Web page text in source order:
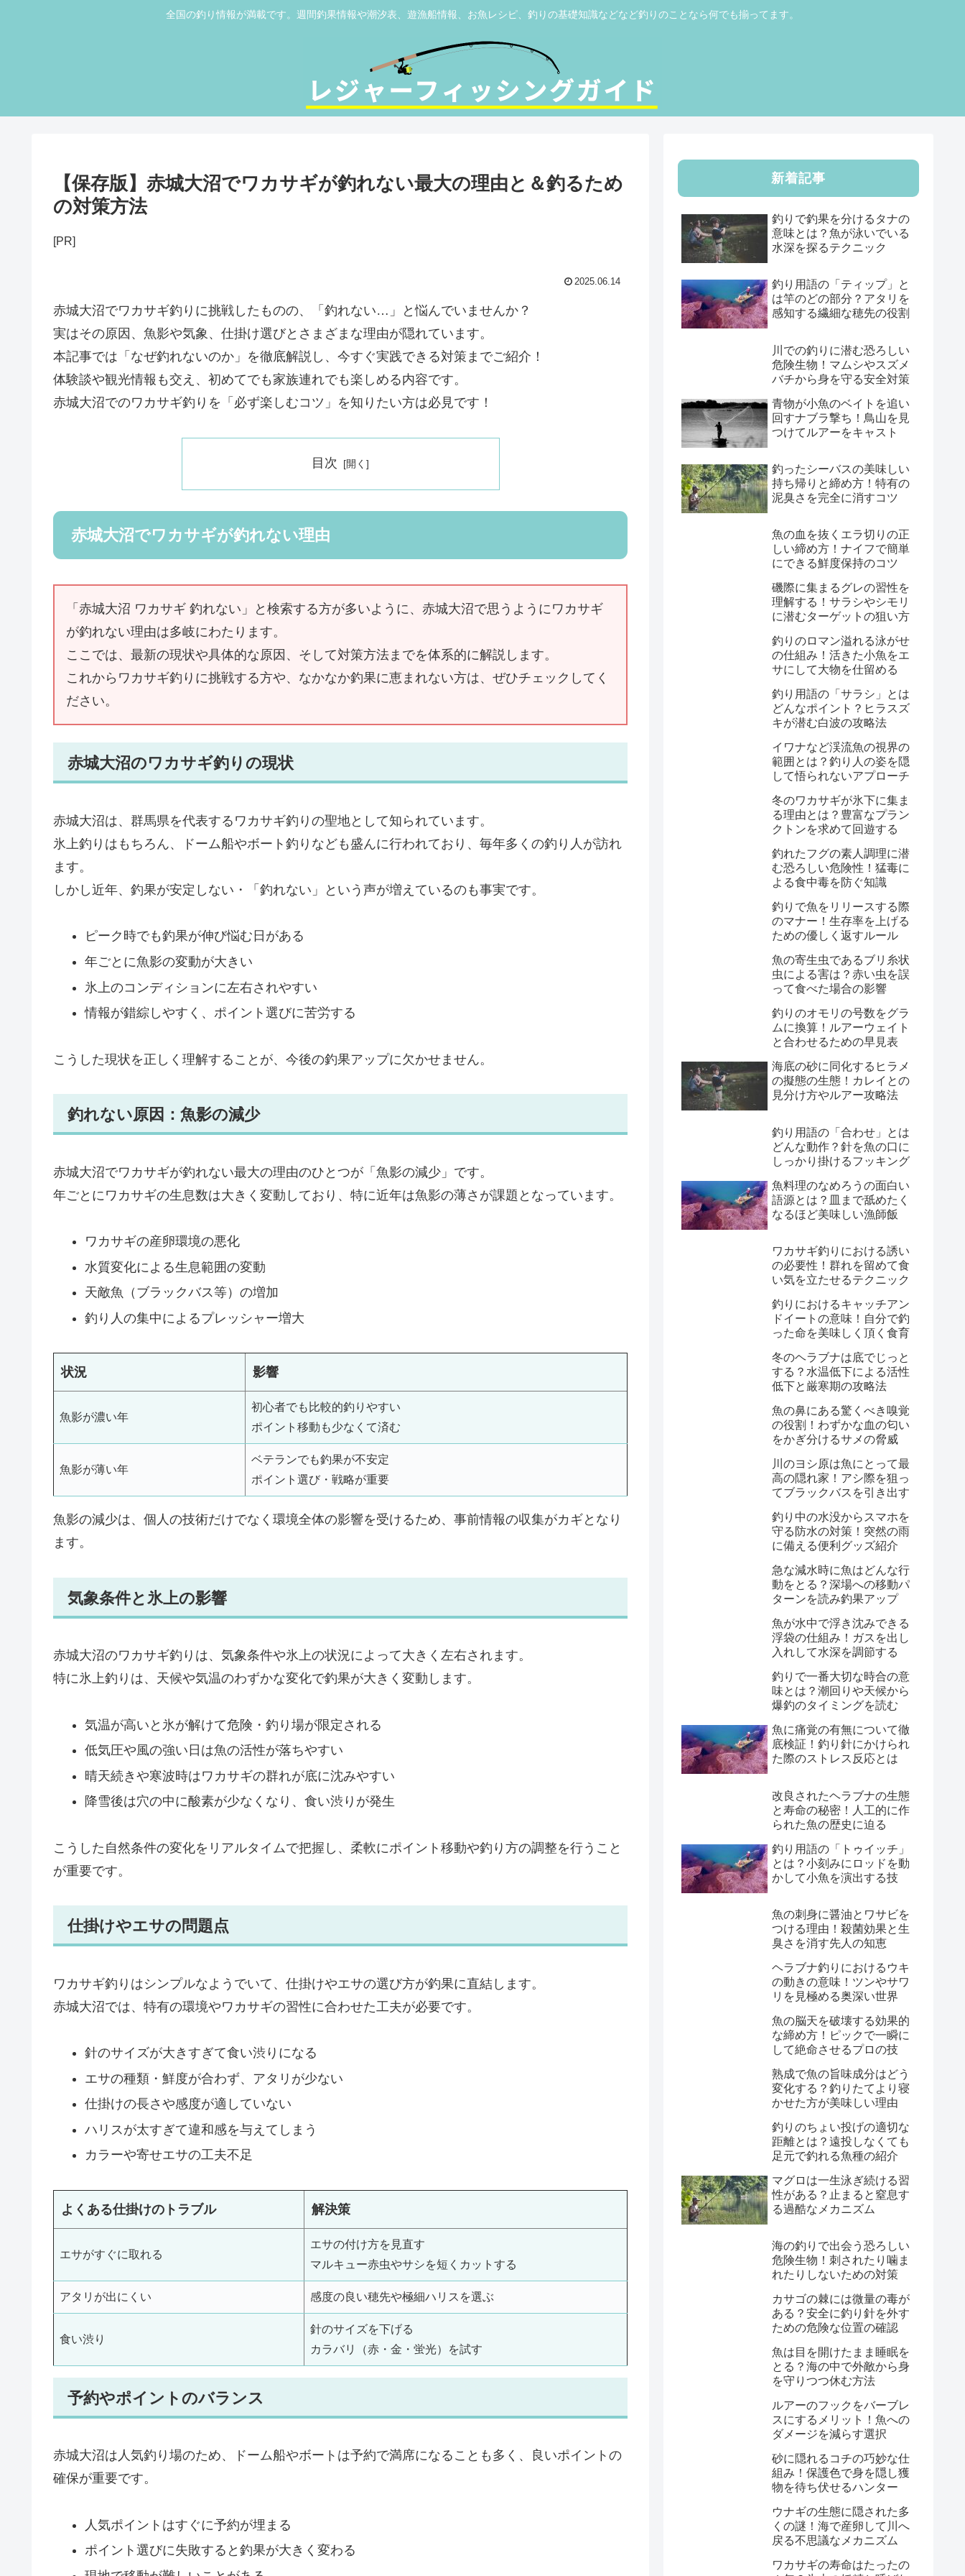
全国の釣り情報が満載です。週間釣果情報や潮汐表、遊漁船情報、お魚レシピ、釣りの基礎知識などなど釣りのことなら何でも揃ってます。
【保存版】赤城大沼でワカサギが釣れない最大の理由と＆釣るため
の対策方法
[PR]
2025.06.14
赤城大沼でワカサギ釣りに挑戦したものの、「釣れない…」と悩んでいませんか？
実はその原因、魚影や気象、仕掛け選びとさまざまな理由が隠れています。
本記事では「なぜ釣れないのか」を徹底解説し、今すぐ実践できる対策までご紹介！
体験談や観光情報も交え、初めてでも家族連れでも楽しめる内容です。
赤城大沼でのワカサギ釣りを「必ず楽しむコツ」を知りたい方は必見です！
目次
赤城大沼でワカサギが釣れない理由
「赤城大沼 ワカサギ 釣れない」と検索する方が多いように、赤城大沼で思うようにワカサギ
が釣れない理由は多岐にわたります。
ここでは、最新の現状や具体的な原因、そして対策方法までを体系的に解説します。
これからワカサギ釣りに挑戦する方や、なかなか釣果に恵まれない方は、ぜひチェックしてく
ださい。
赤城大沼のワカサギ釣りの現状
赤城大沼は、群馬県を代表するワカサギ釣りの聖地として知られています。
氷上釣りはもちろん、ドーム船やボート釣りなども盛んに行われており、毎年多くの釣り人が訪れ
ます。
しかし近年、釣果が安定しない・「釣れない」という声が増えているのも事実です。
ピーク時でも釣果が伸び悩む日がある
年ごとに魚影の変動が大きい
氷上のコンディションに左右されやすい
情報が錯綜しやすく、ポイント選びに苦労する
こうした現状を正しく理解することが、今後の釣果アップに欠かせません。
釣れない原因：魚影の減少
赤城大沼でワカサギが釣れない最大の理由のひとつが「魚影の減少」です。
年ごとにワカサギの生息数は大きく変動しており、特に近年は魚影の薄さが課題となっています。
ワカサギの産卵環境の悪化
水質変化による生息範囲の変動
天敵魚（ブラックバス等）の増加
釣り人の集中によるプレッシャー増大
状況 影響
魚影が濃い年
初心者でも比較的釣りやすい
ポイント移動も少なくて済む
魚影が薄い年
ベテランでも釣果が不安定
ポイント選び・戦略が重要
魚影の減少は、個人の技術だけでなく環境全体の影響を受けるため、事前情報の収集がカギとなり
ます。
気象条件と氷上の影響
赤城大沼のワカサギ釣りは、気象条件や氷上の状況によって大きく左右されます。
特に氷上釣りは、天候や気温のわずかな変化で釣果が大きく変動します。
気温が高いと氷が解けて危険・釣り場が限定される
低気圧や風の強い日は魚の活性が落ちやすい
晴天続きや寒波時はワカサギの群れが底に沈みやすい
降雪後は穴の中に酸素が少なくなり、食い渋りが発生
こうした自然条件の変化をリアルタイムで把握し、柔軟にポイント移動や釣り方の調整を行うこと
が重要です。
仕掛けやエサの問題点
ワカサギ釣りはシンプルなようでいて、仕掛けやエサの選び方が釣果に直結します。
赤城大沼では、特有の環境やワカサギの習性に合わせた工夫が必要です。
針のサイズが大きすぎて食い渋りになる
エサの種類・鮮度が合わず、アタリが少ない
仕掛けの長さや感度が適していない
ハリスが太すぎて違和感を与えてしまう
カラーや寄せエサの工夫不足
よくある仕掛けのトラブル 解決策
エサがすぐに取れる
エサの付け方を見直す
マルキュー赤虫やサシを短くカットする
アタリが出にくい 感度の良い穂先や極細ハリスを選ぶ
食い渋り
針のサイズを下げる
カラバリ（赤・金・蛍光）を試す
予約やポイントのバランス
赤城大沼は人気釣り場のため、ドーム船やボートは予約で満席になることも多く、良いポイントの
確保が重要です。
人気ポイントはすぐに予約が埋まる
ポイント選びに失敗すると釣果が大きく変わる
新着記事
釣りで釣果を分けるタナの
意味とは？魚が泳いでいる
水深を探るテクニック
釣り用語の「ティップ」と
は竿のどの部分？アタリを
感知する繊細な穂先の役割
川での釣りに潜む恐ろしい
危険生物！マムシやスズメ
バチから身を守る安全対策
青物が小魚のベイトを追い
回すナブラ撃ち！鳥山を見
つけてルアーをキャスト
釣ったシーバスの美味しい
持ち帰りと締め方！特有の
泥臭さを完全に消すコツ
魚の血を抜くエラ切りの正
しい締め方！ナイフで簡単
にできる鮮度保持のコツ
磯際に集まるグレの習性を
理解する！サラシやシモリ
に潜むターゲットの狙い方
釣りのロマン溢れる泳がせ
の仕組み！活きた小魚をエ
サにして大物を仕留める
釣り用語の「サラシ」とは
どんなポイント？ヒラスズ
キが潜む白波の攻略法
イワナなど渓流魚の視界の
範囲とは？釣り人の姿を隠
して悟られないアプローチ
冬のワカサギが氷下に集ま
る理由とは？豊富なプラン
クトンを求めて回遊する
釣れたフグの素人調理に潜
む恐ろしい危険性！猛毒に
よる食中毒を防ぐ知識
釣りで魚をリリースする際
のマナー！生存率を上げる
ための優しく返すルール
魚の寄生虫であるブリ糸状
虫による害は？赤い虫を誤
って食べた場合の影響
釣りのオモリの号数をグラ
ムに換算！ルアーウェイト
と合わせるための早見表
海底の砂に同化するヒラメ
の擬態の生態！カレイとの
見分け方やルアー攻略法
釣り用語の「合わせ」とは
どんな動作？針を魚の口に
しっかり掛けるフッキング
魚料理のなめろうの面白い
語源とは？皿まで舐めたく
なるほど美味しい漁師飯
ワカサギ釣りにおける誘い
の必要性！群れを留めて食
い気を立たせるテクニック
釣りにおけるキャッチアン
ドイートの意味！自分で釣
った命を美味しく頂く食育
冬のヘラブナは底でじっと
する？水温低下による活性
低下と厳寒期の攻略法
魚の鼻にある驚くべき嗅覚
の役割！わずかな血の匂い
をかぎ分けるサメの脅威
川のヨシ原は魚にとって最
高の隠れ家！アシ際を狙っ
てブラックバスを引き出す
釣り中の水没からスマホを
守る防水の対策！突然の雨
に備える便利グッズ紹介
急な減水時に魚はどんな行
動をとる？深場への移動パ
ターンを読み釣果アップ
魚が水中で浮き沈みできる
浮袋の仕組み！ガスを出し
入れして水深を調節する
釣りで一番大切な時合の意
味とは？潮回りや天候から
爆釣のタイミングを読む
魚に痛覚の有無について徹
底検証！釣り針にかけられ
た際のストレス反応とは
改良されたヘラブナの生態
と寿命の秘密！人工的に作
られた魚の歴史に迫る
釣り用語の「トゥイッチ」
とは？小刻みにロッドを動
かして小魚を演出する技
魚の刺身に醤油とワサビを
つける理由！殺菌効果と生
臭さを消す先人の知恵
ヘラブナ釣りにおけるウキ
の動きの意味！ツンやサワ
リを見極める奥深い世界
魚の脳天を破壊する効果的
な締め方！ピックで一瞬に
して絶命させるプロの技
熟成で魚の旨味成分はどう
変化する？釣りたてより寝
かせた方が美味しい理由
釣りのちょい投げの適切な
距離とは？遠投しなくても
足元で釣れる魚種の紹介
マグロは一生泳ぎ続ける習
性がある？止まると窒息す
る過酷なメカニズム
海の釣りで出会う恐ろしい
危険生物！刺されたり噛ま
れたりしないための対策
カサゴの棘には微量の毒が
ある？安全に釣り針を外す
ための危険な位置の確認
魚は目を開けたまま睡眠を
とる？海の中で外敵から身
を守りつつ休む方法
ルアーのフックをバーブレ
スにするメリット！魚への
ダメージを減らす選択
砂に隠れるコチの巧妙な仕
組み！保護色で身を隠し獲
物を待ち伏せるハンター
ウナギの生態に隠された多
くの謎！海で産卵して川へ
戻る不思議なメカニズム
ワカサギの寿命はたったの